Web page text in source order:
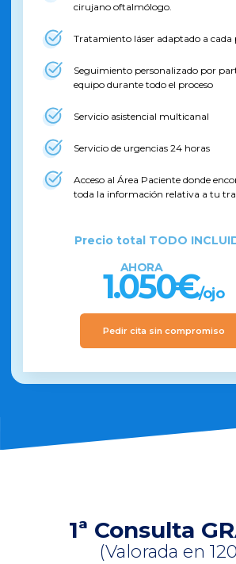
cirujano oftalmólogo.
Tratamiento láser adaptado a cada
Seguimiento personalizado por
equipo durante todo el proceso
Servicio asistencial multicanal
Servicio de urgencias 24 horas
Acceso al Área Paciente donde
toda la información relativa a tu
Precio total TODO
AHORA
1.050€/ojo
Pedir cita sin compromiso
1ª Consulta
(Valorada en